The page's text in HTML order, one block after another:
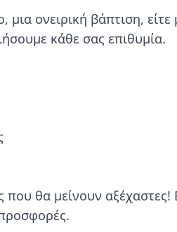
μια ονειρική βάπτιση,
κάθε σας επιθυμία.
που θα μείνουν αξέχαστες!